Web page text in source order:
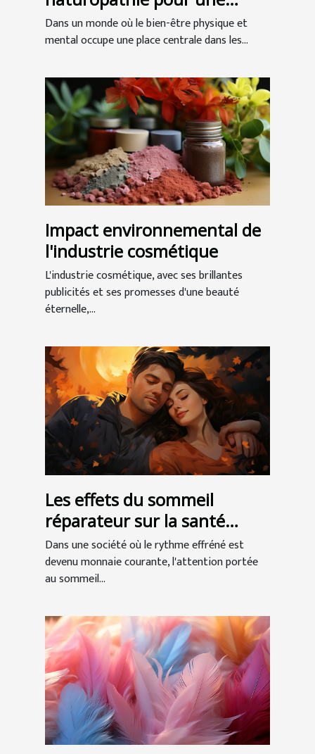
meilleure santé globale
Dans un monde où le bien-être physique et
mental occupe une place centrale dans les...
Impact environnemental de
l'industrie cosmétique
L'industrie cosmétique, avec ses brillantes
publicités et ses promesses d'une beauté
éternelle,...
Les effets du sommeil
réparateur sur la santé
globale
Dans une société où le rythme effréné est
devenu monnaie courante, l'attention portée
au sommeil...